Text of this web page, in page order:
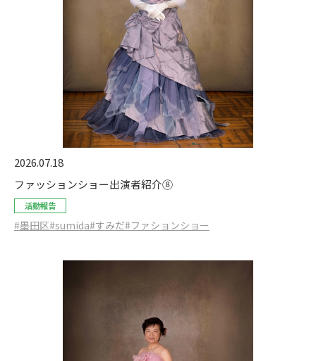
2026.07.18
ファッションショー出演者紹介⑧
活動報告
#墨田区#sumida#すみだ#ファションショー